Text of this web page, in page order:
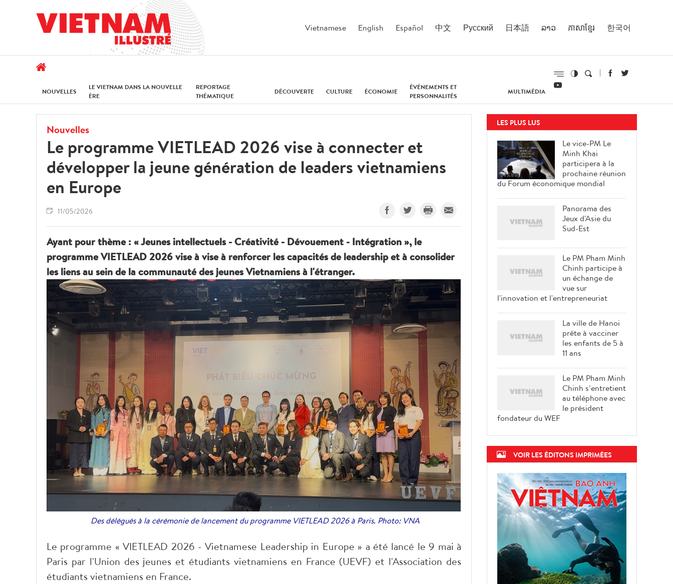
Vietnamese English Español 中文 Русский 日本語 ລາວ ភាសាខ្មែរ 한국어
NOUVELLES
LE VIETNAM DANS LA NOUVELLE
ÈRE
REPORTAGE
THÉMATIQUE
DÉCOUVERTE CULTURE ÉCONOMIE
ÉVÉNEMENTS ET
PERSONNALITÉS
MULTIMÉDIA
Nouvelles
Le programme VIETLEAD 2026 vise à connecter et
développer la jeune génération de leaders vietnamiens
en Europe
11/05/2026
Ayant pour thème : « Jeunes intellectuels - Créativité - Dévouement - Intégration », le
programme VIETLEAD 2026 vise à vise à renforcer les capacités de leadership et à consolider
les liens au sein de la communauté des jeunes Vietnamiens à l'étranger.
Des délégués à la cérémonie de lancement du programme VIETLEAD 2026 à Paris. Photo: VNA
Le programme « VIETLEAD 2026 - Vietnamese Leadership in Europe » a été lancé le 9 mai à
Paris par l'Union des jeunes et étudiants vietnamiens en France (UEVF) et l'Association des
étudiants vietnamiens en France.
LES PLUS LUS
Le vice-PM Le
Minh Khai
participera à la
prochaine réunion
du Forum économique mondial
Panorama des
Jeux d'Asie du
Sud-Est
Le PM Pham Minh
Chinh participe à
un échange de
vue sur
l'innovation et l'entrepreneuriat
La ville de Hanoi
prête à vacciner
les enfants de 5 à
11 ans
Le PM Pham Minh
Chinh s’entretient
au téléphone avec
le président
fondateur du WEF
VOIR LES ÉDITONS IMPRIMÉES